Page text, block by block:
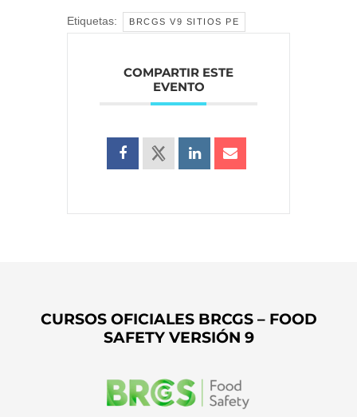
Etiquetas: BRCGS V9 SITIOS PE
COMPARTIR ESTE
EVENTO
CURSOS OFICIALES BRCGS – FOOD
SAFETY VERSIÓN 9